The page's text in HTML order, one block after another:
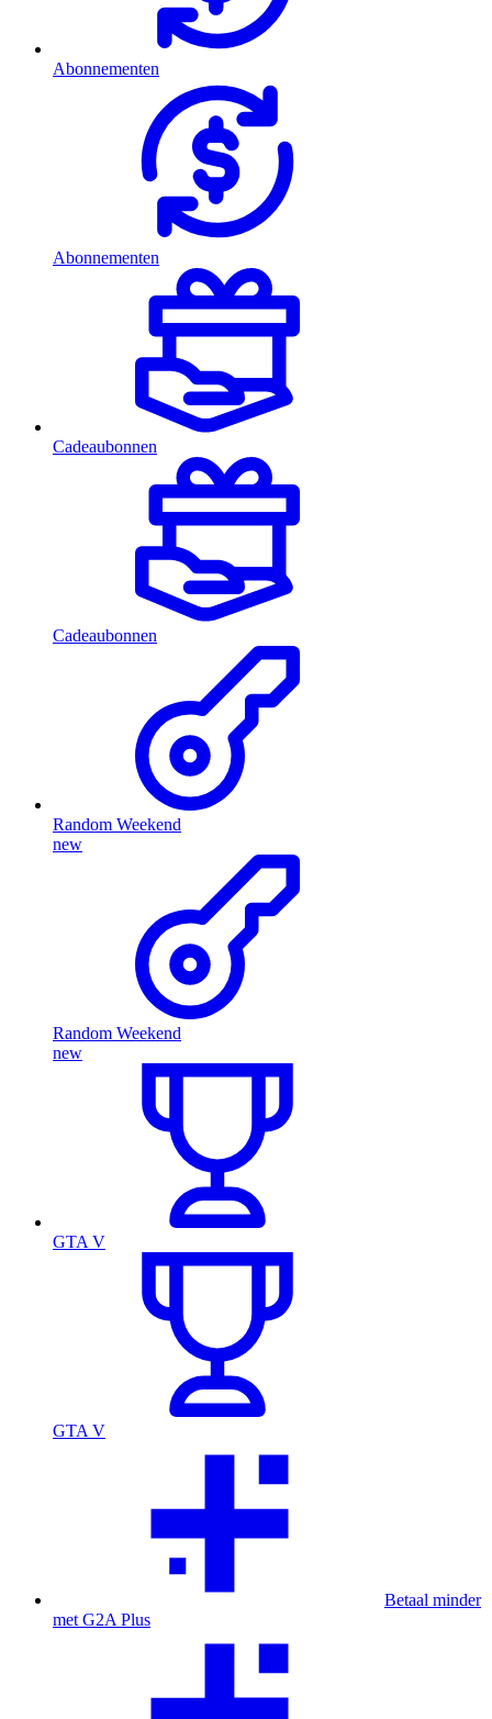
Abonnementen
Abonnementen
Cadeaubonnen
Cadeaubonnen
Random Weekend
new
Random Weekend
new
GTA V
GTA V
Betaal minder
met G2A Plus